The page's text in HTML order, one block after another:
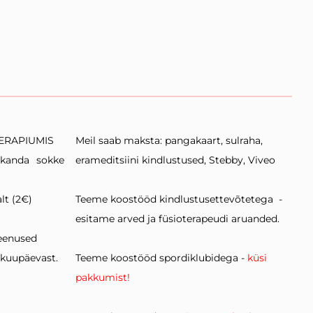
sokke
(2€)
Meil saab maksta: pangakaart, sulraha,
erameditsiini kindlustused, Stebby, Viveo
Teeme koostööd kindlustusettevõtetega -
esitame arved ja füsioterapeudi aruanded.
Teeme koostööd spordiklubidega - küsi
pakkumist!